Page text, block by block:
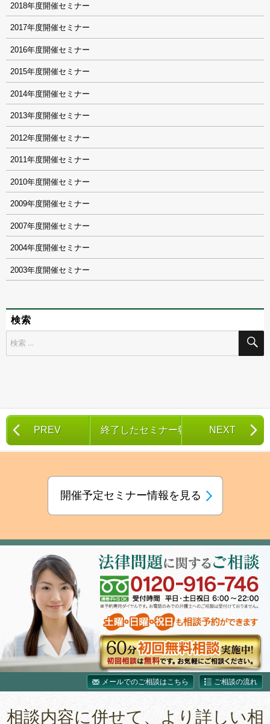
2018
2017
2016
2015
2014
2013
2012
2011
2010
2009
2007
2004
2003
検索
PREV 終了したセミナー報告一覧NEXT
開催予定セミナー情報を見る
メールでのご相談はこちら ご相談の流れ
相談内容に併せて、より詳しい相